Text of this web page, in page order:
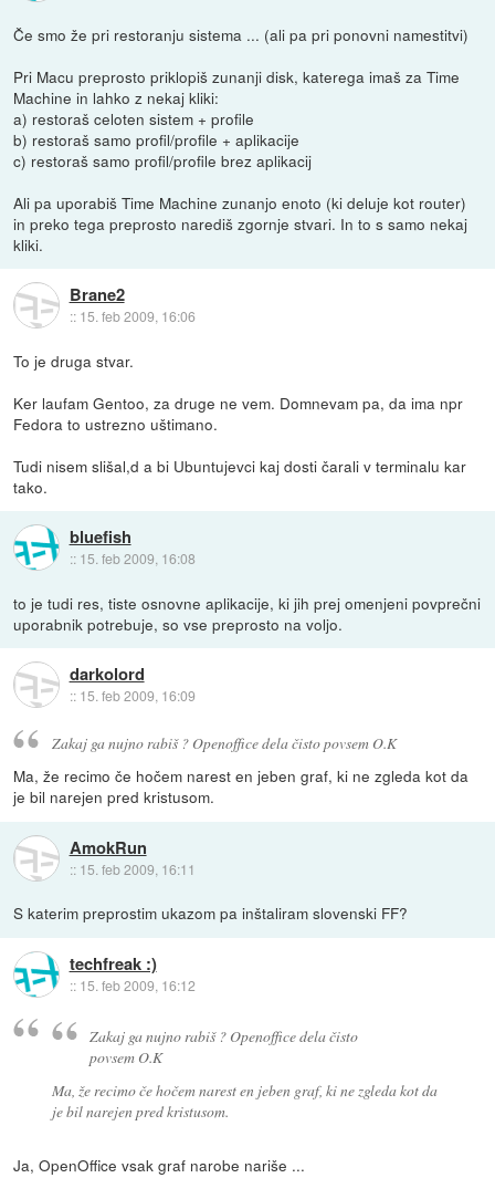
Če smo že pri restoranju sistema ... (ali pa pri ponovni namestitvi)
Pri Macu preprosto priklopiš zunanji disk, katerega imaš za Time
Machine in lahko z nekaj kliki:
a) restoraš celoten sistem + profile
b) restoraš samo profil/profile + aplikacije
c) restoraš samo profil/profile brez aplikacij
Ali pa uporabiš Time Machine zunanjo enoto (ki deluje kot router)
in preko tega preprosto narediš zgornje stvari. In to s samo nekaj
kliki.
Brane2
:: 15. feb 2009, 16:06
To je druga stvar.
Ker laufam Gentoo, za druge ne vem. Domnevam pa, da ima npr
Fedora to ustrezno uštimano.
Tudi nisem slišal,d a bi Ubuntujevci kaj dosti čarali v terminalu kar
tako.
bluefish
:: 15. feb 2009, 16:08
to je tudi res, tiste osnovne aplikacije, ki jih prej omenjeni povprečni
uporabnik potrebuje, so vse preprosto na voljo.
darkolord
:: 15. feb 2009, 16:09
Zakaj ga nujno rabiš ? Openoffice dela čisto povsem O.K
Ma, že recimo če hočem narest en jeben graf, ki ne zgleda kot da
je bil narejen pred kristusom.
AmokRun
:: 15. feb 2009, 16:11
S katerim preprostim ukazom pa inštaliram slovenski FF?
techfreak :)
:: 15. feb 2009, 16:12
Zakaj ga nujno rabiš ? Openoffice dela čisto
povsem O.K
Ma, že recimo če hočem narest en jeben graf, ki ne zgleda kot da
je bil narejen pred kristusom.
Ja, OpenOffice vsak graf narobe nariše ...